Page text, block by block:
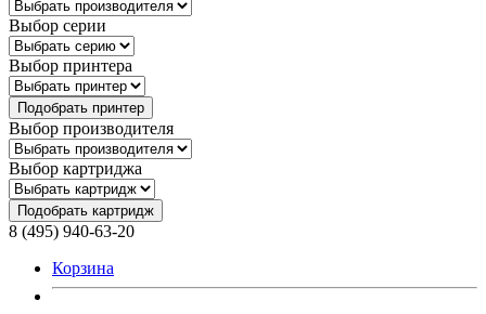
Выбор серии
Выбор принтера
Подобрать принтер
Выбор производителя
Выбор картриджа
Подобрать картридж
8 (495) 940-63-20
Корзина